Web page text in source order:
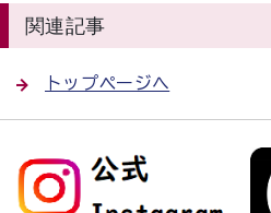
関連記事
トップページへ